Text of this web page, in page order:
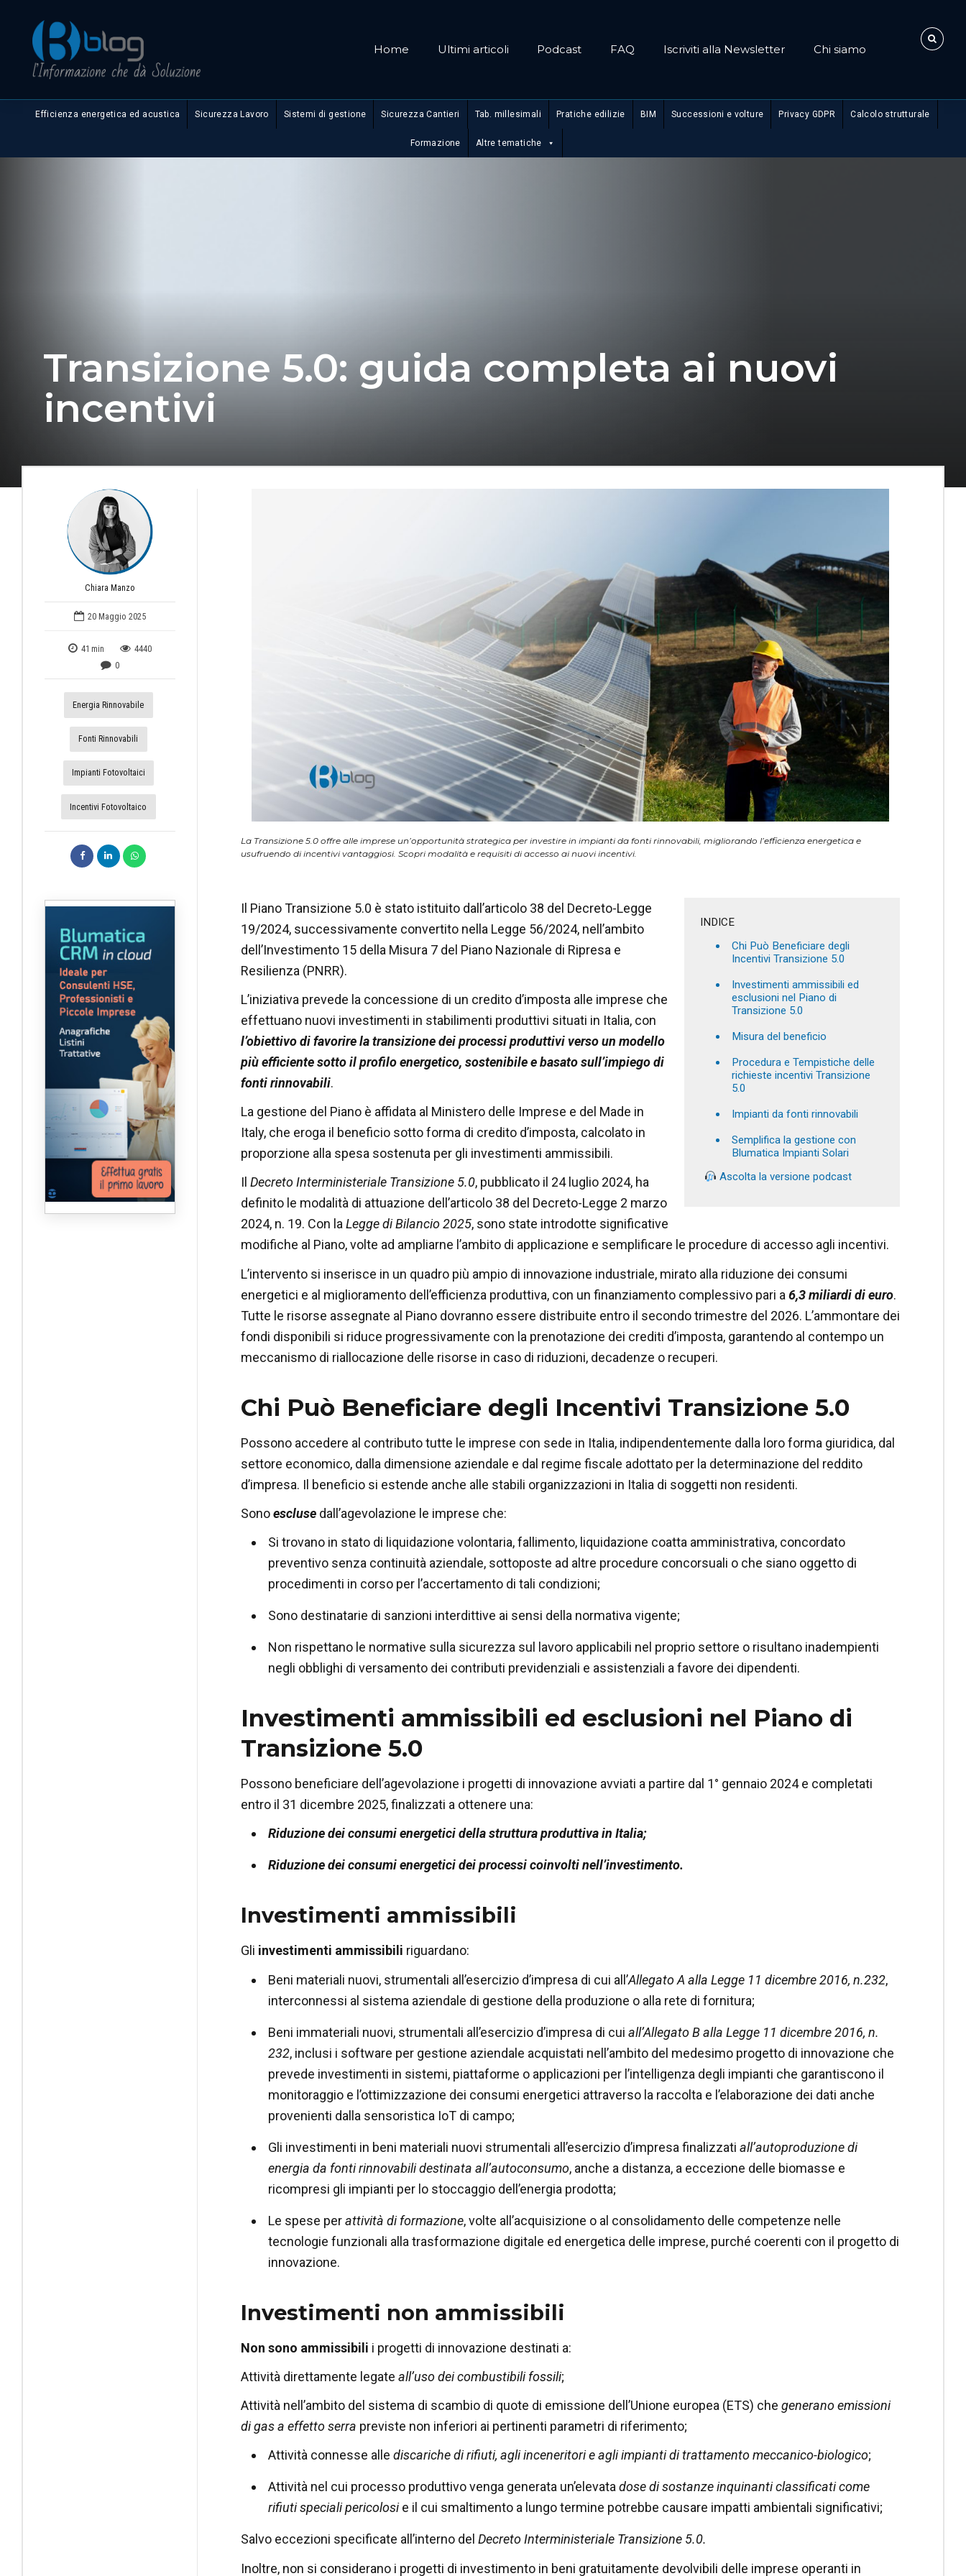
Home Ultimi articoli Podcast FAQ Iscriviti alla Newsletter Chi siamo
Efficienza energetica ed acustica Sicurezza Lavoro Sistemi di gestione Sicurezza Cantieri Tab. millesimali Pratiche edilizie BIM Successioni e volture Privacy GDPR Calcolo strutturale
Formazione Altre tematiche
Transizione 5.0: guida completa ai nuovi
incentivi
Chiara Manzo
20 Maggio 2025
41 min
4440
0
Energia Rinnovabile
Fonti Rinnovabili
Impianti Fotovoltaici
Incentivi Fotovoltaico
La Transizione 5.0 offre alle imprese un’opportunità strategica per investire in impianti da fonti rinnovabili, migliorando l’efficienza energetica e
usufruendo di incentivi vantaggiosi. Scopri modalità e requisiti di accesso ai nuovi incentivi.
INDICE
Chi Può Beneficiare degli
Incentivi Transizione 5.0
Investimenti ammissibili ed
esclusioni nel Piano di
Transizione 5.0
Misura del beneficio
Procedura e Tempistiche delle
richieste incentivi Transizione
5.0
Impianti da fonti rinnovabili
Semplifica la gestione con
Blumatica Impianti Solari
Ascolta la versione podcast
Il Piano Transizione 5.0 è stato istituito dall’articolo 38 del Decreto-Legge
19/2024, successivamente convertito nella Legge 56/2024, nell’ambito
dell’Investimento 15 della Misura 7 del Piano Nazionale di Ripresa e
Resilienza (PNRR).
L’iniziativa prevede la concessione di un credito d’imposta alle imprese che
effettuano nuovi investimenti in stabilimenti produttivi situati in Italia, con
l’obiettivo di favorire la transizione dei processi produttivi verso un modello
più efficiente sotto il profilo energetico, sostenibile e basato sull’impiego di
fonti rinnovabili.
La gestione del Piano è affidata al Ministero delle Imprese e del Made in
Italy, che eroga il beneficio sotto forma di credito d’imposta, calcolato in
proporzione alla spesa sostenuta per gli investimenti ammissibili.
Il Decreto Interministeriale Transizione 5.0, pubblicato il 24 luglio 2024, ha
definito le modalità di attuazione dell’articolo 38 del Decreto-Legge 2 marzo
2024, n. 19. Con laLegge di Bilancio 2025, sono state introdotte significative
modifiche al Piano, volte ad ampliarne l’ambito di applicazione e semplificare le procedure di accesso agli incentivi.
L’intervento si inserisce in un quadro più ampio di innovazione industriale, mirato alla riduzione dei consumi
energetici e al miglioramento dell’efficienza produttiva, con un finanziamento complessivo pari a 6,3 miliardi di euro.
Tutte le risorse assegnate al Piano dovranno essere distribuite entro il secondo trimestre del 2026. L’ammontare dei
fondi disponibili si riduce progressivamente con la prenotazione dei crediti d’imposta, garantendo al contempo un
meccanismo di riallocazione delle risorse in caso di riduzioni, decadenze o recuperi.
Chi Può Beneficiare degli Incentivi Transizione 5.0
Possono accedere al contributo tutte le imprese con sede in Italia, indipendentemente dalla loro forma giuridica, dal
settore economico, dalla dimensione aziendale e dal regime fiscale adottato per la determinazione del reddito
d’impresa. Il beneficio si estende anche alle stabili organizzazioni in Italia di soggetti non residenti.
Sono esclusedall’agevolazione le imprese che:
Si trovano in stato di liquidazione volontaria, fallimento, liquidazione coatta amministrativa, concordato
preventivo senza continuità aziendale, sottoposte ad altre procedure concorsuali o che siano oggetto di
procedimenti in corso per l’accertamento di tali condizioni;
Sono destinatarie di sanzioni interdittive ai sensi della normativa vigente;
Non rispettano le normative sulla sicurezza sul lavoro applicabili nel proprio settore o risultano inadempienti
negli obblighi di versamento dei contributi previdenziali e assistenziali a favore dei dipendenti.
Investimenti ammissibili ed esclusioni nel Piano di
Transizione 5.0
Possono beneficiare dell’agevolazione i progetti di innovazione avviati a partire dal 1° gennaio 2024 e completati
entro il 31 dicembre 2025, finalizzati a ottenere una:
Riduzione dei consumi energetici della struttura produttiva in Italia;
Riduzione dei consumi energetici dei processi coinvolti nell’investimento.
Investimenti ammissibili
Gli investimenti ammissibili riguardano:
Beni materiali nuovi, strumentali all’esercizio d’impresa di cui all’Allegato A alla Legge 11 dicembre 2016, n.232,
interconnessi al sistema aziendale di gestione della produzione o alla rete di fornitura;
Beni immateriali nuovi, strumentali all’esercizio d’impresa di cui all’Allegato B alla Legge 11 dicembre 2016, n.
232, inclusi i software per gestione aziendale acquistati nell’ambito del medesimo progetto di innovazione che
prevede investimenti in sistemi, piattaforme o applicazioni per l’intelligenza degli impianti che garantiscono il
monitoraggio e l’ottimizzazione dei consumi energetici attraverso la raccolta e l’elaborazione dei dati anche
provenienti dalla sensoristica IoT di campo;
Gli investimenti in beni materiali nuovi strumentali all’esercizio d’impresa finalizzati all’autoproduzione di
energia da fonti rinnovabili destinata all’autoconsumo, anche a distanza, a eccezione delle biomasse e
ricompresi gli impianti per lo stoccaggio dell’energia prodotta;
Le spese perattività di formazione, volte all’acquisizione o al consolidamento delle competenze nelle
tecnologie funzionali alla trasformazione digitale ed energetica delle imprese, purché coerenti con il progetto di
innovazione.
Investimenti non ammissibili
Non sono ammissibili i progetti di innovazione destinati a:
Attività direttamente legate all’uso dei combustibili fossili;
Attività nell’ambito del sistema di scambio di quote di emissione dell’Unione europea (ETS) che generano emissioni
di gas a effetto serra previste non inferiori ai pertinenti parametri di riferimento;
Attività connesse alle discariche di rifiuti, agli inceneritori e agli impianti di trattamento meccanico-biologico;
Attività nel cui processo produttivo venga generata un’elevatadose di sostanze inquinanti classificati come
rifiuti speciali pericolosie il cui smaltimento a lungo termine potrebbe causare impatti ambientali significativi;
Salvo eccezioni specificate all’interno del Decreto Interministeriale Transizione 5.0.
Inoltre, non si considerano i progetti di investimento in beni gratuitamente devolvibili delle imprese operanti in